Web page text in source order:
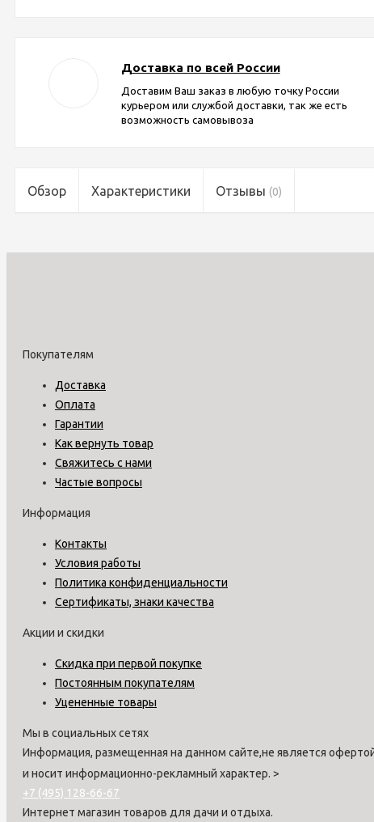
Доставка по всей России
Доставим Ваш заказ в любую точку России
курьером или службой доставки, так же есть
возможность самовывоза
Обзор Характеристики Отзывы (0)
Покупателям
Доставка
Оплата
Гарантии
Как вернуть товар
Свяжитесь с нами
Частые вопросы
Информация
Контакты
Условия работы
Политика конфиденциальности
Сертификаты, знаки качества
Акции и скидки
Скидка при первой покупке
Постоянным покупателям
Уцененные товары
Мы в социальных сетях
Информация, размещенная на данном сайте,не является
и носит информационно-рекламный характер. >
+7 (495) 128-66-67
Интернет магазин товаров для дачи и отдыха.